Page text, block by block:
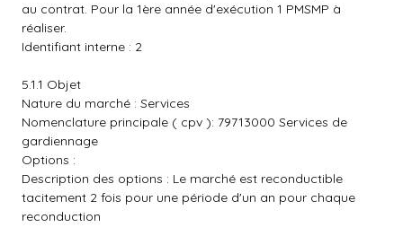
au contrat. Pour la 1ère année d'exécution 1 PMSMP à
réaliser.
Identifiant interne : 2
5.1.1 Objet
Nature du marché : Services
Nomenclature principale ( cpv ): 79713000 Services de
gardiennage
Options :
Description des options : Le marché est reconductible
tacitement 2 fois pour une période d'un an pour chaque
reconduction